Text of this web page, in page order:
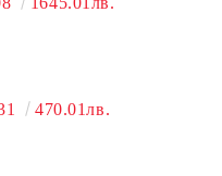
470.01лв.